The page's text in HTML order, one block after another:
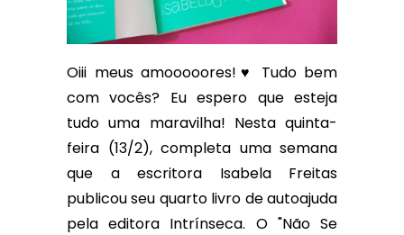
Oiii meus amooooores!♥ Tudo bem
com vocês? Eu espero que esteja
tudo uma maravilha! Nesta quinta-
feira (13/2), completa uma semana
que a escritora Isabela Freitas
publicou seu quarto livro de autoajuda
pela editora Intrínseca. O "Não Se